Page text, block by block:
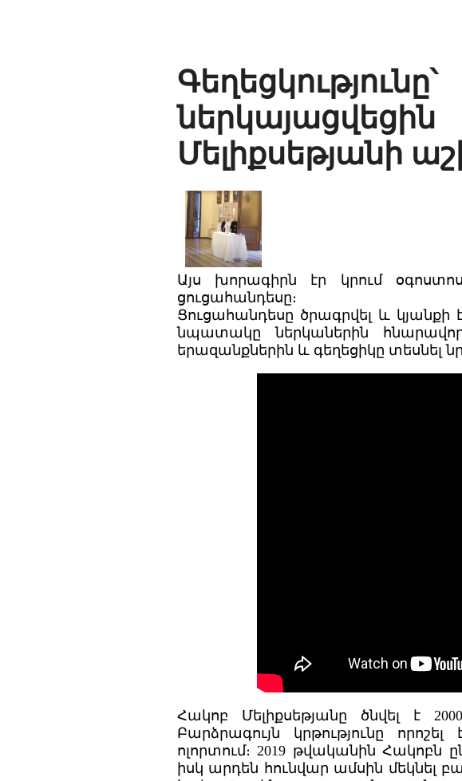
Մելիքսեթյանի
Այս խորագիրն էր կրում
ցուցահանդեսը։
Ցուցահանդեսը ծրագրվել և կյանքի
նպատակը ներկաներին
երազանքներին և գեղեցիկը տեսնել
Հակոբ Մելիքսեթյանը ծնվել է
Բարձրագույն կրթությունը
ոլորտում։ 2019 թվականին
իսկ արդեն հունվար ամսին մեկնել